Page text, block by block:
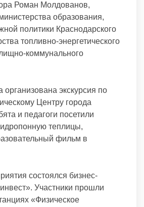
Роман Молдованов,
образования,
политики Краснодарского
топливно-энергетического
коммунального
организована экскурсия по
Центру города
и педагоги посетили
теплицы,
фильм в
состоялся бизнес-
Участники прошли
«Физическое